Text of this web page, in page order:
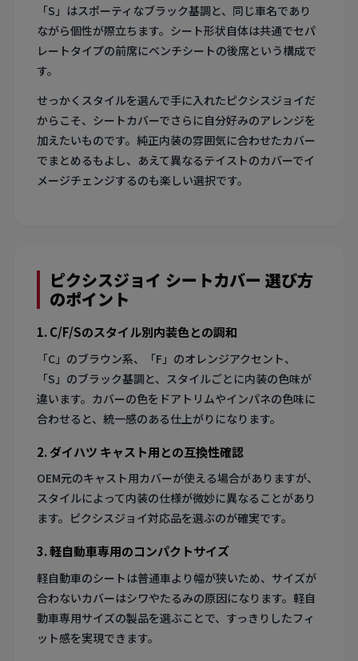
「S」はスポーティなブラック基調と、同じ車名であり
ながら個性が際立ちます。シート形状自体は共通でセパ
レートタイプの前席にベンチシートの後席という構成で
す。
せっかくスタイルを選んで手に入れたピクシスジョイだ
からこそ、シートカバーでさらに自分好みのアレンジを
加えたいものです。純正内装の雰囲気に合わせたカバー
でまとめるもよし、あえて異なるテイストのカバーでイ
メージチェンジするのも楽しい選択です。
ピクシスジョイ シートカバー 選び方
のポイント
1. C/F/Sのスタイル別内装色との調和
「C」のブラウン系、「F」のオレンジアクセント、
「S」のブラック基調と、スタイルごとに内装の色味が
違います。カバーの色をドアトリムやインパネの色味に
合わせると、統一感のある仕上がりになります。
2. ダイハツ キャスト用との互換性確認
OEM元のキャスト用カバーが使える場合がありますが、
スタイルによって内装の仕様が微妙に異なることがあり
ます。ピクシスジョイ対応品を選ぶのが確実です。
3. 軽自動車専用のコンパクトサイズ
軽自動車のシートは普通車より幅が狭いため、サイズが
合わないカバーはシワやたるみの原因になります。軽自
動車専用サイズの製品を選ぶことで、すっきりしたフィ
ット感を実現できます。